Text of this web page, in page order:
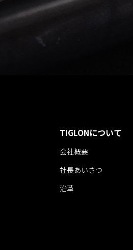
TIGLONについて
会社概要
社長あいさつ
沿革